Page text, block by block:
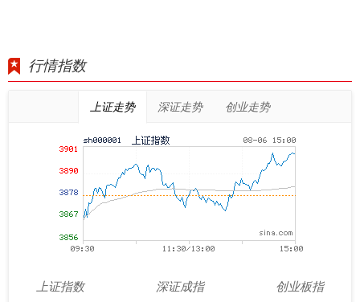
行情指数
上证走势 深证走势 创业走势
上证指数
深证成指
创业板指